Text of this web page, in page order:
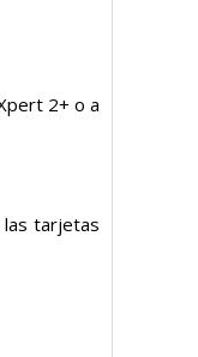
2+ o a
tarjetas